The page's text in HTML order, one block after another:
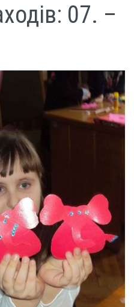
07. –